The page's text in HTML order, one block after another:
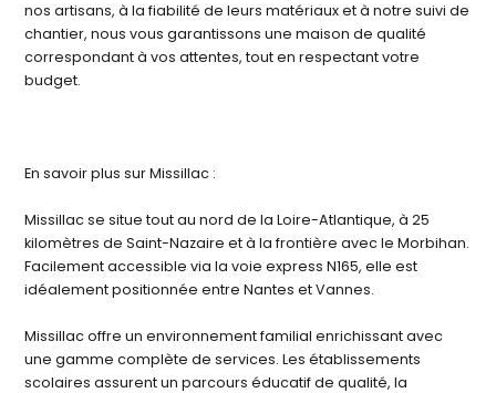
nos artisans, à la fiabilité de leurs matériaux et à notre suivi de
chantier, nous vous garantissons une maison de qualité
correspondant à vos attentes, tout en respectant votre
budget.
En savoir plus sur Missillac :
Missillac se situe tout au nord de la Loire-Atlantique, à 25
kilomètres de Saint-Nazaire et à la frontière avec le Morbihan.
Facilement accessible via la voie express N165, elle est
idéalement positionnée entre Nantes et Vannes.
Missillac offre un environnement familial enrichissant avec
une gamme complète de services. Les établissements
scolaires assurent un parcours éducatif de qualité, la